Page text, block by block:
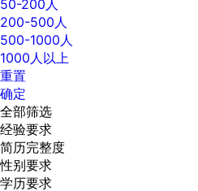
50-200人
200-500人
500-1000人
1000人以上
重置
确定
全部筛选
经验要求
简历完整度
性别要求
学历要求